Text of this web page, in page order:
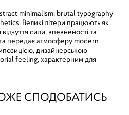
minimalism, brutal typography
Великі літери працюють як
сили, впевненості та
передає атмосферу modern
дизайнерською
feeling, характерним для
СПОДОБАТИСЬ